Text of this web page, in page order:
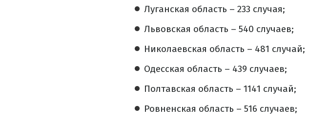
Луганская область – 233 случая;
Львовская область – 540 случаев;
Николаевская область – 481 случай;
Одесская область – 439 случаев;
Полтавская область – 1141 случай;
Ровненская область – 516 случаев;